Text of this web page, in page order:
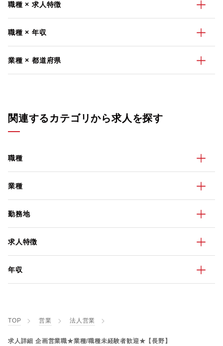
職種 × 求人特徴
職種 × 年収
業種 × 都道府県
関連するカテゴリから求人を探す
職種
業種
勤務地
求人特徴
年収
TOP 営業 法人営業
求人詳細 企画営業職★業種/職種未経験者歓迎★【長野】